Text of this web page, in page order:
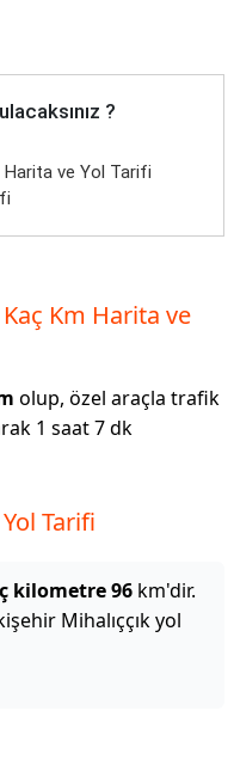
?
Harita ve Yol Tarifi
Kaç Km Harita ve
olup, özel araçla trafik
1 saat 7 dk
Tarifi
kilometre 96 km'dir.
Mihalıççık yol